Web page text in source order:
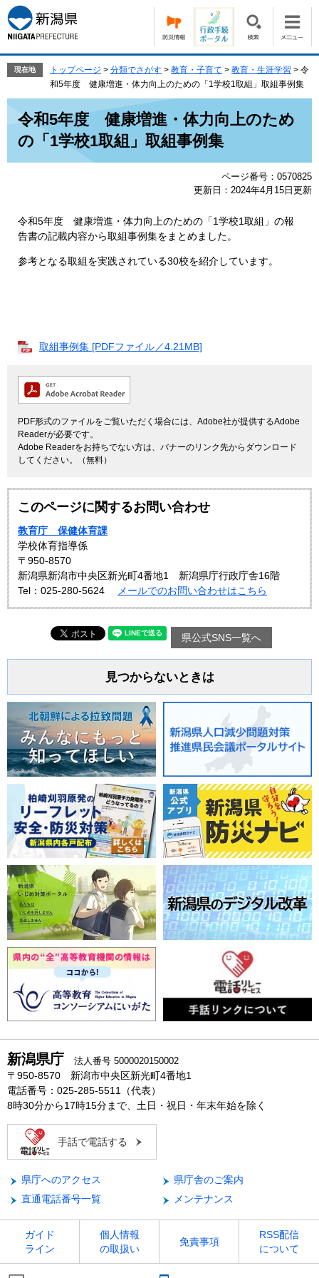
ー
ジ
の
で
ニ
ュ
ー
ば
現在地 トップページ > 分類でさがす > 教育・子育て > 教育・生涯学習 > 令
和5年度 健康増進・体力向上のための「1学校1取組」取組事例集
令和5年度 健康増進・体力向上のため
の「1学校1取組」取組事例集
ページ番号：0570825
更新日：2024年4月15日更新
令和5年度 健康増進・体力向上のための「1学校1取組」の報
告書の記載内容から取組事例集をまとめました。
参考となる取組を実践されている30校を紹介しています。
取組事例集 [PDFファイル／4.21MB]
PDF形式のファイルをご覧いただく場合には、Adobe社が提供するAdobe
Readerが必要です。
Adobe Readerをお持ちでない方は、バナーのリンク先からダウンロード
してください。（無料）
このページに関するお問い合わせ
教育庁 保健体育課
学校体育指導係
〒950-8570
新潟県新潟市中央区新光町4番地1 新潟県庁行政庁舎16階
Tel：025-280-5624
メールでのお問い合わせはこちら
県公式SNS一覧へ
見つからないときは
新潟県庁 法人番号 5000020150002
〒950-8570 新潟市中央区新光町4番地1
電話番号：025-285-5511（代表）
8時30分から17時15分まで、土日・祝日・年末年始を除く
手話で電話する
県庁へのアクセス
県庁舎のご案内
直通電話番号一覧
メンテナンス
ガイド
ライン
個人情報
の取扱い
免責事項
RSS配信
について